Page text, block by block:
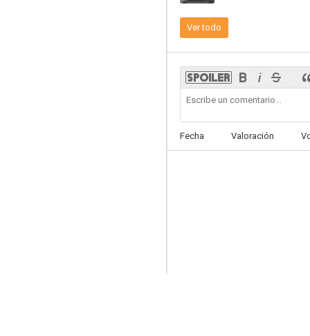
Ver todo
Fecha Valoración